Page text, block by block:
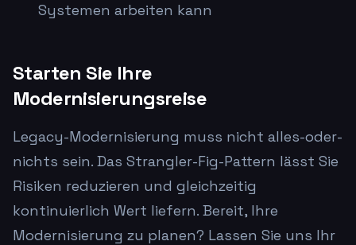
Systemen arbeiten kann
Starten Sie Ihre
Modernisierungsreise
Legacy-Modernisierung muss nicht alles-oder-
nichts sein. Das Strangler-Fig-Pattern lässt Sie
Risiken reduzieren und gleichzeitig
kontinuierlich Wert liefern. Bereit, Ihre
Modernisierung zu planen? Lassen Sie uns Ihr